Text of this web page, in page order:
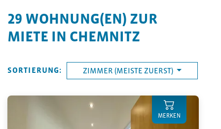
29 WOHNUNG(EN) ZUR
MIETE IN CHEMNITZ
SORTIERUNG: ZIMMER (MEISTE ZUERST)
MERKEN